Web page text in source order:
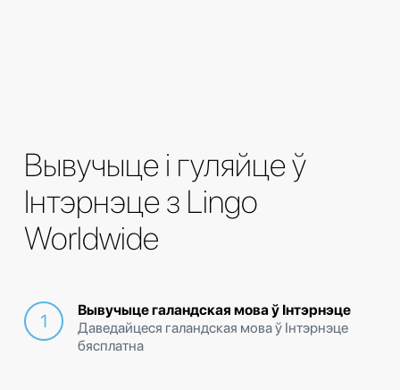
Вывучыце і гуляйце ў
Інтэрнэце з Lingo
Worldwide
Вывучыце галандская мова ў Інтэрнэце
Даведайцеся галандская мова ў Інтэрнэце
бясплатна